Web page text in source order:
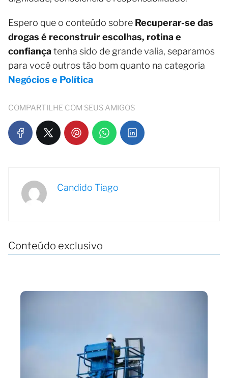
Espero que o conteúdo sobre Recuperar-se das
drogas é reconstruir escolhas, rotina e
confiançatenha sido de grande valia, separamos
para você outros tão bom quanto na categoria
Negócios e Política
COMPARTILHE COM SEUS AMIGOS
Candido Tiago
Conteúdo exclusivo